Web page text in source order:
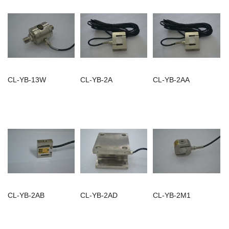
CL-YB-13W CL-YB-2A CL-YB-2AA
CL-YB-2AB CL-YB-2AD CL-YB-2M1